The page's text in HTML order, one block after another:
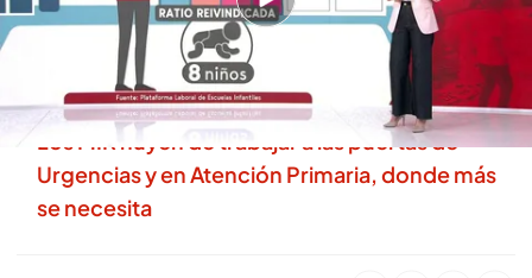
Jornada de huelga de las educadoras de las
escuelas infantiles en toda España: falta de
medios y escasos salarios, claves.
Los MIR huyen de trabajar a las puertas de
Urgencias y en Atención Primaria, donde más
se necesita